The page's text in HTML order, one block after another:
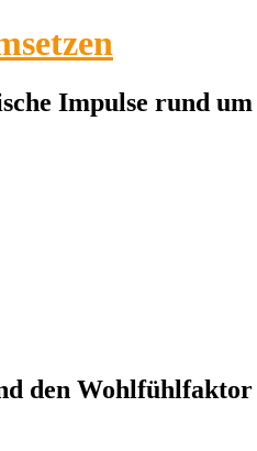
Impulse rund
den Wohlfühlfaktor